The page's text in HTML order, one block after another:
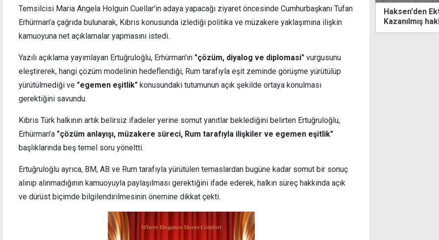
Temsilcisi Maria Angela Holguin Cuellar'in adaya yapacağı ziyaret öncesinde Cumhurbaşkanı Tufan
Erhürman'a çağrıda bulunarak, Kıbrıs konusunda izlediği politika ve müzakere yaklaşımına ilişkin
kamuoyuna net açıklamalar yapmasını istedi.
Yazılı açıklama yayımlayan Ertuğruloğlu, Erhürman'ın "çözüm, diyalog ve diplomasi" vurgusunu
eleştirerek, hangi çözüm modelinin hedeflendiği, Rum tarafıyla eşit zeminde görüşme yürütülüp
yürütülmediği ve "egemen eşitlik" konusundaki tutumunun açık şekilde ortaya konulması
gerektiğini savundu.
Kıbrıs Türk halkının artık belirsiz ifadeler yerine somut yanıtlar beklediğini belirten Ertuğruloğlu,
Erhürman'a "çözüm anlayışı, müzakere süreci, Rum tarafıyla ilişkiler ve egemen eşitlik"
başlıklarında beş temel soru yöneltti.
Ertuğruloğlu ayrıca, BM, AB ve Rum tarafıyla yürütülen temaslardan bugüne kadar somut bir sonuç
alınıp alınmadığının kamuoyuyla paylaşılması gerektiğini ifade ederek, halkın süreç hakkında açık
ve dürüst biçimde bilgilendirilmesinin önemine dikkat çekti.
Buna zemin
Erhürman: Görüşmelerin verimli olması için
Guterres'in çabalarına katkı koymaya
devam edeceğiz
Haksen'den Ektam işçilerine destek:
Kazanılmış haklar baskı ve tehditlerle gasp